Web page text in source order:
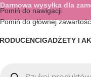
Pomiń do nawigacji
Pomiń do głównej
GADŻETY I
Darmowa wysyłka dla